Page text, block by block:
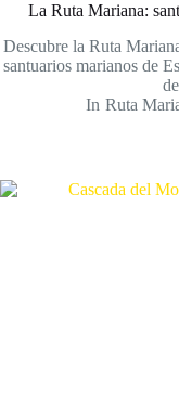
La Ruta Mariana:
Descubre la Ruta
santuarios marianos de
In Ruta